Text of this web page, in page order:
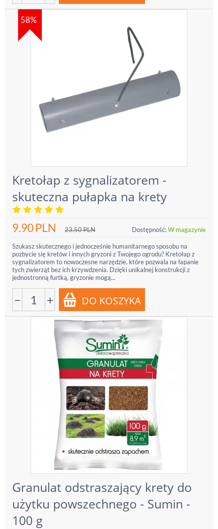
58%
Kretołap z sygnalizatorem -
skuteczna pułapka na krety
9.90PLN 23.50PLN Dostępność:W magazynie
Szukasz skutecznego i jednocześnie humanitarnego sposobu na
pozbycie się kretów i innych gryzoni z Twojego ogrodu? Kretołap z
sygnalizatorem to nowoczesne narzędzie, które pozwala na łapanie
tych zwierząt bez ich krzywdzenia. Dzięki unikalnej konstrukcji z
jednostronną furtką, gryzonie mogą...
− +
Granulat odstraszający krety do
użytku powszechnego - Sumin -
100 g